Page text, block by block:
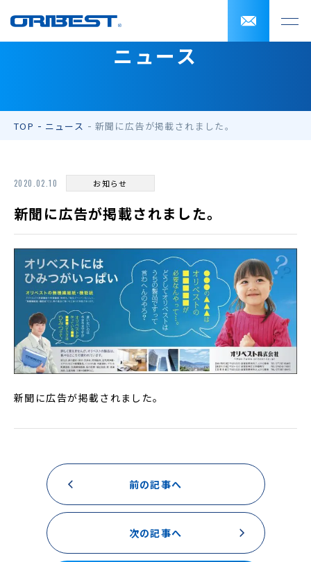
ニュース
TOP ニュース 新聞に広告が掲載されました。
2020.02.10 お知らせ
新聞に広告が掲載されました。
新聞に広告が掲載されました。
前の記事へ
次の記事へ